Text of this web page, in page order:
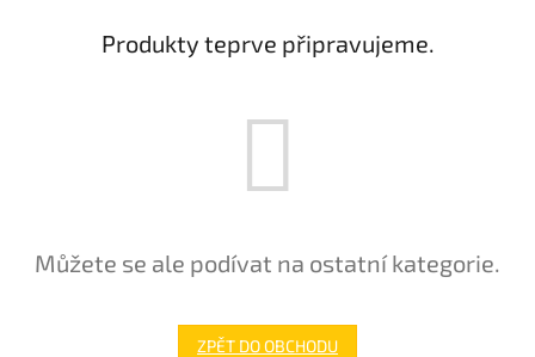
Produkty teprve připravujeme.
Můžete se ale podívat na ostatní kategorie.
ZPĚT DO OBCHODU